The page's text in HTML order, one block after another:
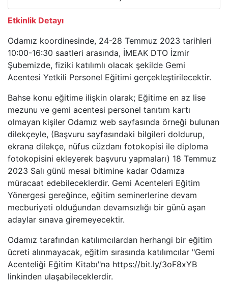
Etkinlik Detayı
Odamız koordinesinde, 24-28 Temmuz 2023 tarihleri
10:00-16:30 saatleri arasında, İMEAK DTO İzmir
Şubemizde, fiziki katılımlı olacak şekilde Gemi
Acentesi Yetkili Personel Eğitimi gerçekleştirilecektir.
Bahse konu eğitime ilişkin olarak; Eğitime en az lise
mezunu ve gemi acentesi personel tanıtım kartı
olmayan kişiler Odamız web sayfasında örneği bulunan
dilekçeyle, (Başvuru sayfasındaki bilgileri doldurup,
ekrana dilekçe, nüfus cüzdanı fotokopisi ile diploma
fotokopisini ekleyerek başvuru yapmaları) 18 Temmuz
2023 Salı günü mesai bitimine kadar Odamıza
müracaat edebileceklerdir. Gemi Acenteleri Eğitim
Yönergesi gereğince, eğitim seminerlerine devam
mecburiyeti olduğundan devamsızlığı bir günü aşan
adaylar sınava giremeyecektir.
Odamız tarafından katılımcılardan herhangi bir eğitim
ücreti alınmayacak, eğitim sırasında katılımcılar "Gemi
Acenteliği Eğitim Kitabı"na https://bit.ly/3oF8xYB
linkinden ulaşabileceklerdir.